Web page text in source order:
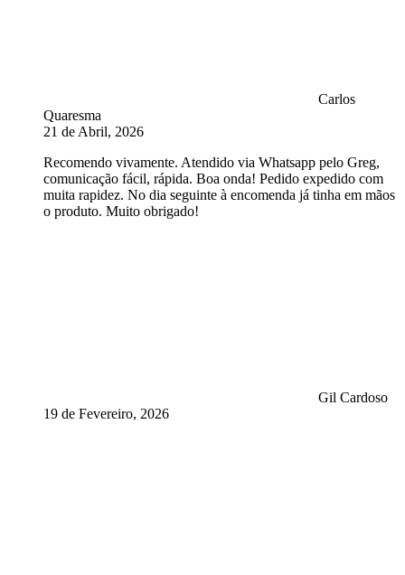
Carlos
Quaresma
21 de Abril, 2026
Recomendo vivamente. Atendido via Whatsapp pelo Greg,
comunicação fácil, rápida. Boa onda! Pedido expedido com
muita rapidez. No dia seguinte à encomenda já tinha em mãos
o produto. Muito obrigado!
Gil Cardoso
19 de Fevereiro, 2026